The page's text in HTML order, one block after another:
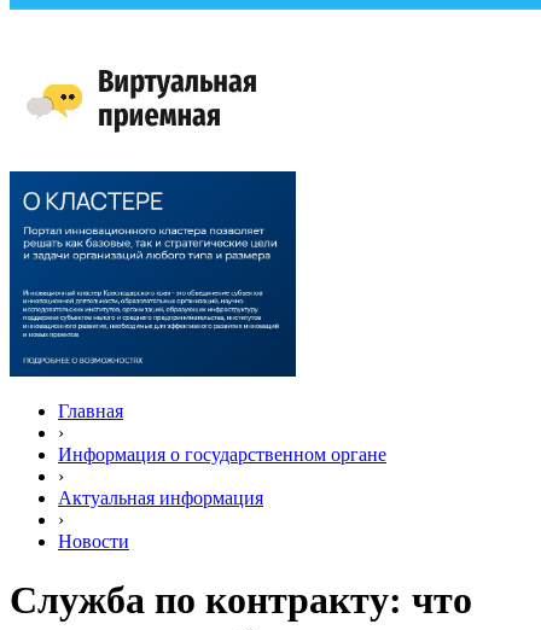
Главная
›
Информация о государственном органе
›
Актуальная информация
›
Новости
Служба по контракту: что